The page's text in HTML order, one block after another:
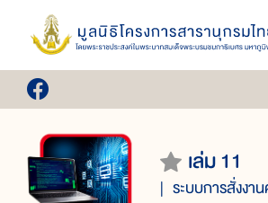
เล่ม 11
ระบบการสั่งงา